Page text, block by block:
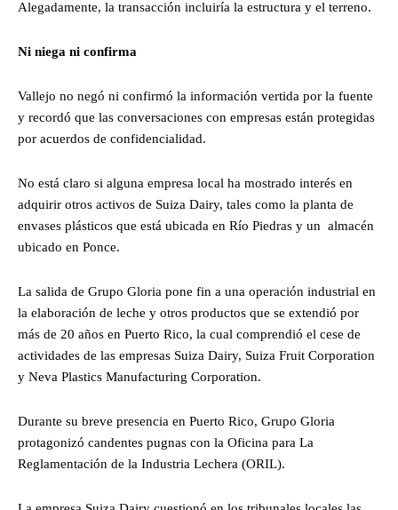
Alegadamente, la transacción incluiría la estructura y el terreno.
Ni niega ni confirma
Vallejo no negó ni confirmó la información vertida por la fuente
y recordó que las conversaciones con empresas están protegidas
por acuerdos de confidencialidad.
No está claro si alguna empresa local ha mostrado interés en
adquirir otros activos de Suiza Dairy, tales como la planta de
envases plásticos que está ubicada en Río Piedras y un almacén
ubicado en Ponce.
La salida de Grupo Gloria pone fin a una operación industrial en
la elaboración de leche y otros productos que se extendió por
más de 20 años en Puerto Rico, la cual comprendió el cese de
actividades de las empresas Suiza Dairy, Suiza Fruit Corporation
y Neva Plastics Manufacturing Corporation.
Durante su breve presencia en Puerto Rico, Grupo Gloria
protagonizó candentes pugnas con la Oficina para La
Reglamentación de la Industria Lechera (ORIL).